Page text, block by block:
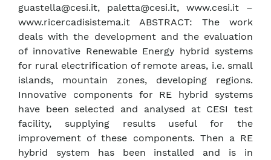
guastella@cesi.it, paletta@cesi.it, www.cesi.it –
www.ricercadisistema.it ABSTRACT: The work
deals with the development and the evaluation
of innovative Renewable Energy hybrid systems
for rural electrification of remote areas, i.e. small
islands, mountain zones, developing regions.
Innovative components for RE hybrid systems
have been selected and analysed at CESI test
facility, supplying results useful for the
improvement of these components. Then a RE
hybrid system has been installed and is in